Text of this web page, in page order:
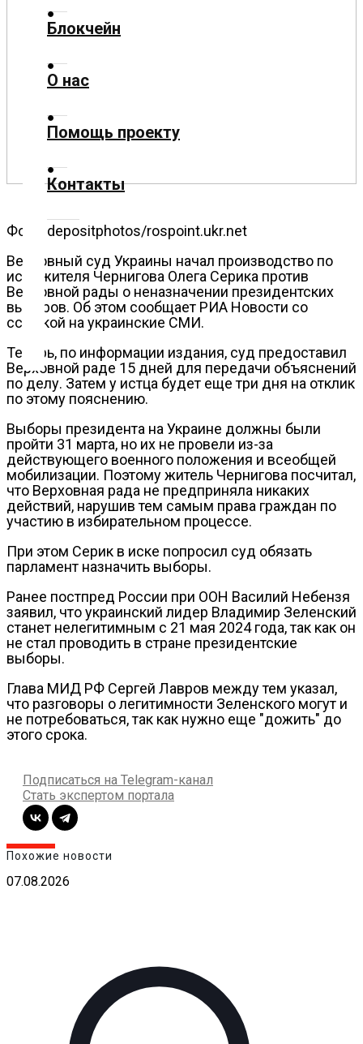
Экономика
Слово
Блокчейн
О
Помощь
проекту
Контакты
Блокчейн
О нас
Помощь проекту
Контакты
Фото: depositphotos/rospoint.ukr.net
Верховный суд Украины начал производство по
иску жителя Чернигова Олега Серика против
Верховной рады о неназначении президентских
выборов. Об этом сообщает РИА Новости со
ссылкой на украинские СМИ.
Теперь, по информации издания, суд предоставил
Верховной раде 15 дней для передачи объяснений
по делу. Затем у истца будет еще три дня на отклик
по этому пояснению.
Выборы президента на Украине должны были
пройти 31 марта, но их не провели из-за
действующего военного положения и всеобщей
мобилизации. Поэтому житель Чернигова посчитал,
что Верховная рада не предприняла никаких
действий, нарушив тем самым права граждан по
участию в избирательном процессе.
При этом Серик в иске попросил суд обязать
парламент назначить выборы.
Ранее постпред России при ООН Василий Небензя
заявил, что украинский лидер Владимир Зеленский
станет нелегитимным с 21 мая 2024 года, так как он
не стал проводить в стране президентские
выборы.
Глава МИД РФ Сергей Лавров между тем указал,
что разговоры о легитимности Зеленского могут и
не потребоваться, так как нужно еще "дожить" до
этого срока.
Подписаться на Telegram-канал
Стать экспертом портала
Похожие новости
07.08.2026